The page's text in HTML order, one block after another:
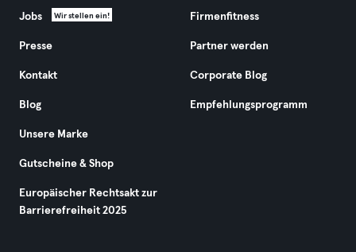
Jobs Wir stellen ein!
Presse
Kontakt
Blog
Unsere Marke
Gutscheine & Shop
Europäischer Rechtsakt zur
Barrierefreiheit 2025
Firmenfitness
Partner werden
Corporate Blog
Empfehlungsprogramm